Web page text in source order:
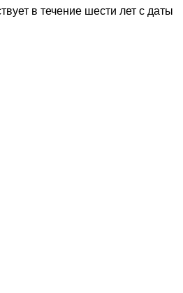
в течение шести лет с даты